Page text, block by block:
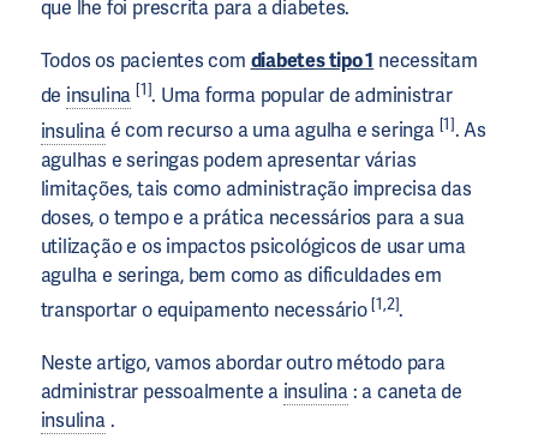
que lhe foi prescrita para a diabetes.
Todos os pacientes com diabetes tipo 1 necessitam
de insulina [1]. Uma forma popular de administrar
insulinaé com recurso a uma agulha e seringa [1]. As
agulhas e seringas podem apresentar várias
limitações, tais como administração imprecisa das
doses, o tempo e a prática necessários para a sua
utilização e os impactos psicológicos de usar uma
agulha e seringa, bem como as dificuldades em
transportar o equipamento necessário[1,2].
Neste artigo, vamos abordar outro método para
administrar pessoalmente a insulina: a caneta de
insulina.